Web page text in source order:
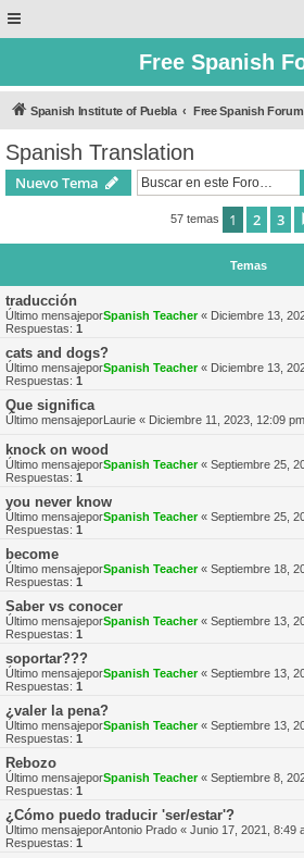
Free Spanish
Spanish Institute of Puebla Free Spanish Forum
Spanish Translation
Nuevo Tema
57 temas 1 2 3
Temas
traducción
Último mensajeporSpanish Teacher« Diciembre 13,
Respuestas: 1
cats and dogs?
Último mensajeporSpanish Teacher« Diciembre 13,
Respuestas: 1
Que significa
Último mensajeporLaurie « Diciembre 11, 2023, 12:09 pm
knock on wood
Último mensajeporSpanish Teacher« Septiembre 25,
Respuestas: 1
you never know
Último mensajeporSpanish Teacher« Septiembre 25,
Respuestas: 1
become
Último mensajeporSpanish Teacher« Septiembre 18,
Respuestas: 1
Saber vs conocer
Último mensajeporSpanish Teacher« Septiembre 13,
Respuestas: 1
soportar???
Último mensajeporSpanish Teacher« Septiembre 13,
Respuestas: 1
¿valer la pena?
Último mensajeporSpanish Teacher« Septiembre 13,
Respuestas: 1
Rebozo
Último mensajeporSpanish Teacher« Septiembre 8,
Respuestas: 1
¿Cómo puedo traducir 'ser/estar'?
Último mensajeporAntonio Prado « Junio 17, 2021, 8:49
Respuestas: 1